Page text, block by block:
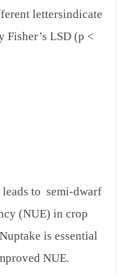
lettersindicate
LSD (p <
to semi-dwarf
(NUE) in crop
is essential
NUE.